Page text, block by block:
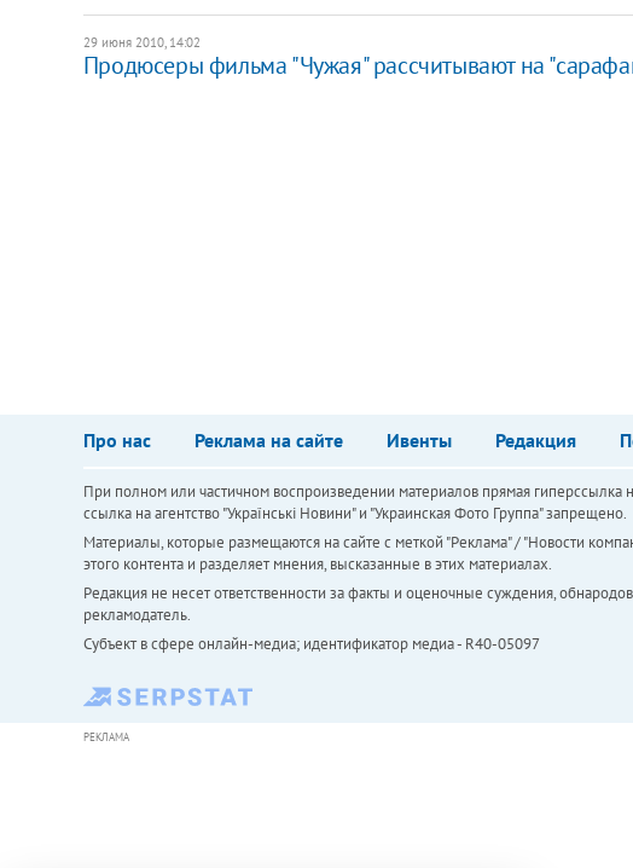
29 июня 2010, 14:02
Продюсеры фильма "Чужая" рассчитывают на
Про нас Реклама на сайте Ивенты Редакция
При полном или частичном воспроизведении материалов прямая
ссылка на агентство "Українськi Новини" и "Украинская Фото Группа" запрещено.
Материалы, которые размещаются на сайте с меткой "Реклама" / "Новости
этого контента и разделяет мнения, высказанные в этих материалах.
Редакция не несет ответственности за факты и оценочные суждения,
рекламодатель.
Субъект в сфере онлайн-медиа; идентификатор медиа - R40-05097
РЕКЛАМА